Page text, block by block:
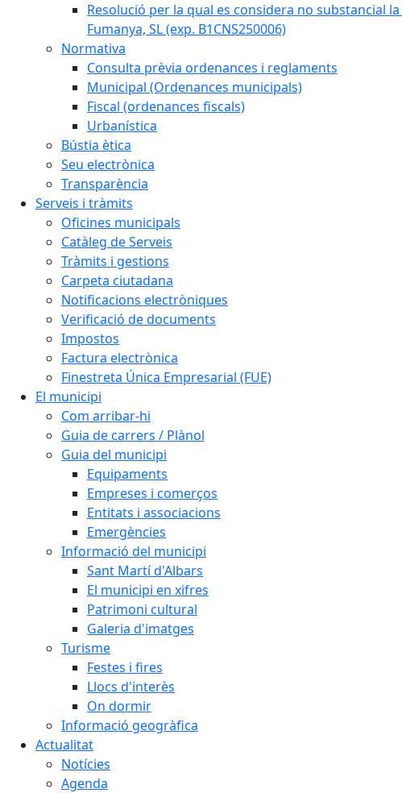
Resolució per la qual es considera no substancial
Fumanya, SL (exp. B1CNS250006)
Normativa
Consulta prèvia ordenances i reglaments
Municipal (Ordenances municipals)
Fiscal (ordenances fiscals)
Urbanística
Bústia ètica
Seu electrònica
Transparència
Serveis i tràmits
Oficines municipals
Catàleg de Serveis
Tràmits i gestions
Carpeta ciutadana
Notificacions electròniques
Verificació de documents
Impostos
Factura electrònica
Finestreta Única Empresarial (FUE)
El municipi
Com arribar-hi
Guia de carrers / Plànol
Guia del municipi
Equipaments
Empreses i comerços
Entitats i associacions
Emergències
Informació del municipi
Sant Martí d'Albars
El municipi en xifres
Patrimoni cultural
Galeria d'imatges
Turisme
Festes i fires
Llocs d'interès
On dormir
Informació geogràfica
Actualitat
Notícies
Agenda